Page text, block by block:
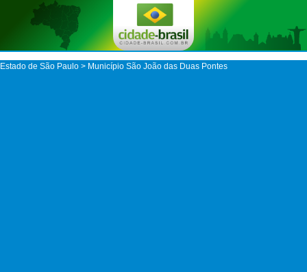
Estado de São Paulo > Município São João das Duas Pontes